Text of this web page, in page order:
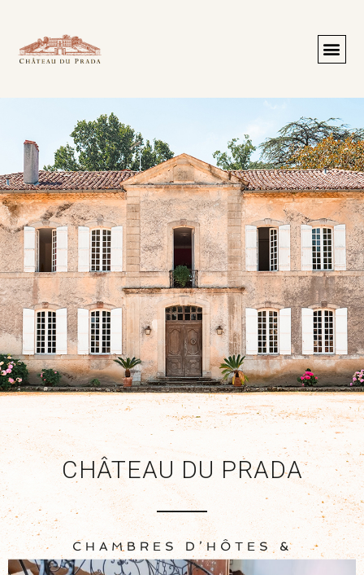
CHÂTEAU DU PRADA
CHAMBRES D’HÔTES &
DOMAINE VITICOLE